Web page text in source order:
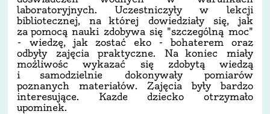
laboratoryjnych. Uczestniczyły w lekcji
bibliotecznej, na której dowiedziały się, jak
za pomocą nauki zdobywa się "szczególną moc"
- wiedzę, jak zostać eko - bohaterem oraz
odbyły zajęcia praktyczne. Na koniec miały
możliwośc wykazać się zdobytą wiedzą
i samodzielnie dokonywały pomiarów
poznanych materiałów. Zajęcia były bardzo
interesujące. Kazde dziecko otrzymało
upominek.